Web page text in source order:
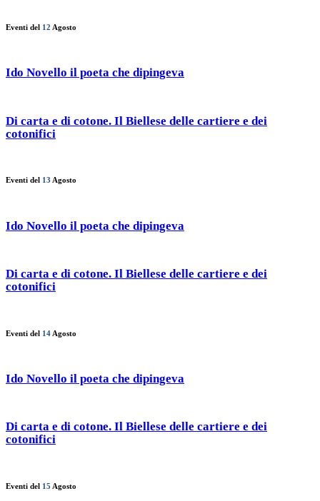
Eventi del 12 Agosto
Ido Novello il poeta che dipingeva
Di carta e di cotone. Il Biellese delle cartiere e dei
cotonifici
Eventi del 13 Agosto
Ido Novello il poeta che dipingeva
Di carta e di cotone. Il Biellese delle cartiere e dei
cotonifici
Eventi del 14 Agosto
Ido Novello il poeta che dipingeva
Di carta e di cotone. Il Biellese delle cartiere e dei
cotonifici
Eventi del 15 Agosto